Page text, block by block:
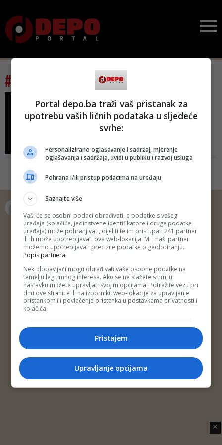
#tag: tradicionalna bosanska jela
PRVIH GODINU DANA
Novo u Sarajevu:
Popularni lanac od jula ove
godine postoji i na Baščaršiji, u
mini restoran "KissKiss
Copyright © 2014 Depo Portal
Impressum
Kontakt Marketing
Privatnost korisnika
O nama
✕
Portal depo.ba traži vaš pristanak za
upotrebu vaših ličnih podataka u sljedeće
svrhe:
Personalizirano oglašavanje i sadržaj, mjerenje
oglašavanja i sadržaja, uvidi u publiku i razvoj usluga
Pohrana i/ili pristup podacima na uređaju
Saznajte više
Vaši će se osobni podaci obrađivati, a podatke s vašeg
uređaja (kolačiće, jedinstvene identifikatore i druge podatke
uređaja) može pohranjivati, dijeliti te im pristupati 241 partner
ili ih može upotrebljavati ova web-lokacija. Mi i naši partneri
možemo upotrebljavati precizne podatke o geolociranju.
Popis partnera.
Neki dobavljači mogu obrađivati vaše osobne podatke na
temelju legitimnog interesa. Ako se ne slažete s tim, u
nastavku možete upravljati svojim opcijama. Potražite vezu pri
dnu ove stranice ili na izborniku web-lokacije za upravljanje
pristankom ili povlačenje pristanka u postavkama privatnosti i
kolačića.
Pristajem
Upravljanje opcijama